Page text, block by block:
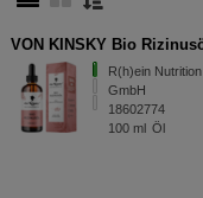
VON KINSKY Bio
R(h)ein
GmbH
18602774
100 ml Öl